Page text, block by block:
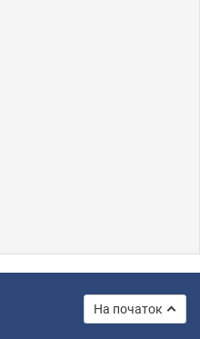
На початок